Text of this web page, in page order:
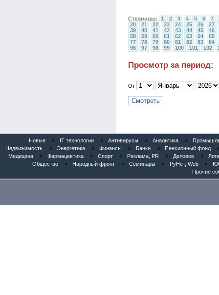
Страницы: 1 2 3 4 5 6
7
20
21 22 23 24 25 26
27
39
40 41 42 43 44 45
46
58
59 60 61 62 63 64
65
77
78 79 80 81 82 83
84
96
97 98 99 100 101 102
Просмотр за период:
От
Новые « IT технологии « Антивирусы « Аналитика «
Недвижимость
« Энергетика « Финансы « Банки « Пенсионный фонд
Медицина
« Фармацевтика « Спорт « Реклама, PR « Деловое «
Общество
« Народный фронт « Семинары « РуНет, Web «
Прочие